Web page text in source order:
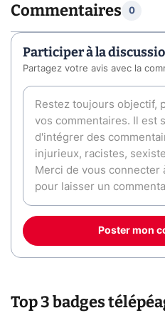
Commentaires 0
Participer à la
Partagez votre avis avec la
Poster mon
Top 3 badges